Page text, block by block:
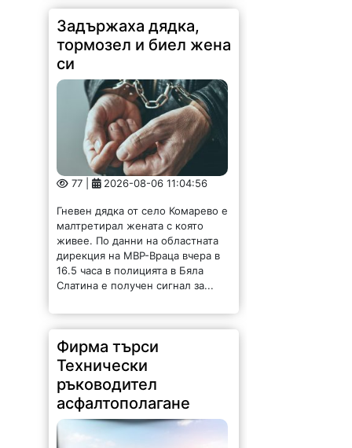
Задържаха дядка,
тормозел и биел жена
си
77 | 2026-08-06 11:04:56
малтретирал жената с която
живее. По данни на областната
дирекция на МВР-Враца вчера в
16.5 часа в полицията в Бяла
Слатина е получен сигнал за...
Фирма търси
Технически
ръководител
асфалтополагане